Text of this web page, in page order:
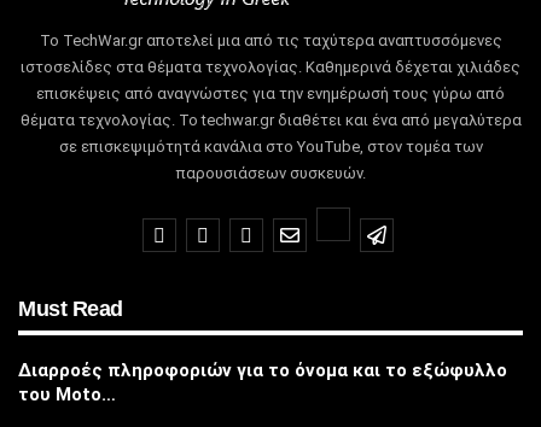
Το TechWar.gr αποτελεί μια από τις ταχύτερα αναπτυσσόμενες
ιστοσελίδες στα θέματα τεχνολογίας. Καθημερινά δέχεται χιλιάδες
επισκέψεις από αναγνώστες για την ενημέρωσή τους γύρω από
θέματα τεχνολογίας. Το techwar.gr διαθέτει και ένα από μεγαλύτερα
σε επισκεψιμότητά κανάλια στο YouTube, στον τομέα των
παρουσιάσεων συσκευών.
Must Read
Διαρροές πληροφοριών για το όνομα και το εξώφυλλο
του Moto…